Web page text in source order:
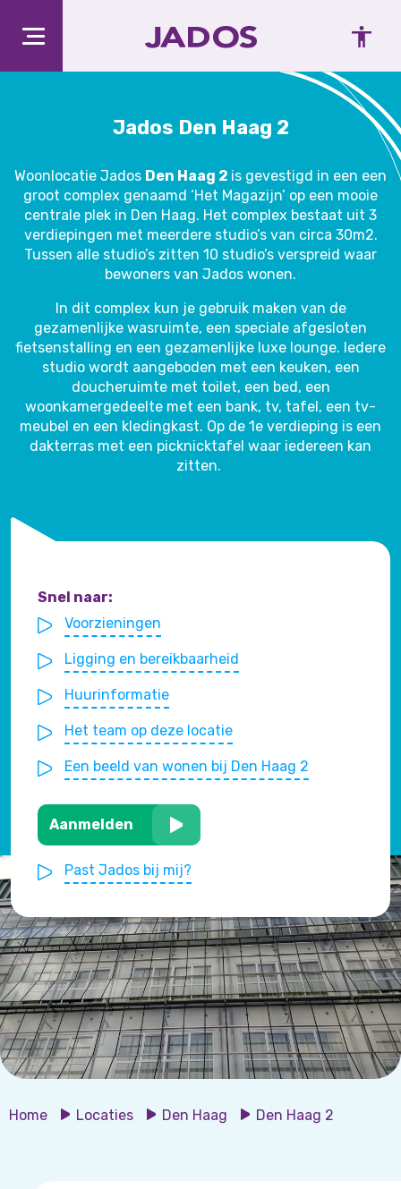
Jados Den Haag 2
Woonlocatie Jados Den Haag 2 is gevestigd in een een
groot complex genaamd ‘Het Magazijn’ op een mooie
centrale plek in Den Haag. Het complex bestaat uit 3
verdiepingen met meerdere studio’s van circa 30m2.
Tussen alle studio’s zitten 10 studio’s verspreid waar
bewoners van Jados wonen.
In dit complex kun je gebruik maken van de
gezamenlijke wasruimte, een speciale afgesloten
fietsenstalling en een gezamenlijke luxe lounge. Iedere
studio wordt aangeboden met een keuken, een
doucheruimte met toilet, een bed, een
woonkamergedeelte met een bank, tv, tafel, een tv-
meubel en een kledingkast. Op de 1e verdieping is een
dakterras met een picknicktafel waar iedereen kan
zitten.
Snel naar:
Voorzieningen
Ligging en bereikbaarheid
Huurinformatie
Het team op deze locatie
Een beeld van wonen bij Den Haag 2
Aanmelden
Past Jados bij mij?
Home Locaties Den Haag Den Haag 2